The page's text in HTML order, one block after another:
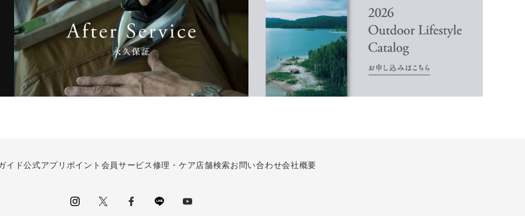
イド公式アプリ ポイント会員サービス修理・ケア店舗検索お問い合わせ会社概要